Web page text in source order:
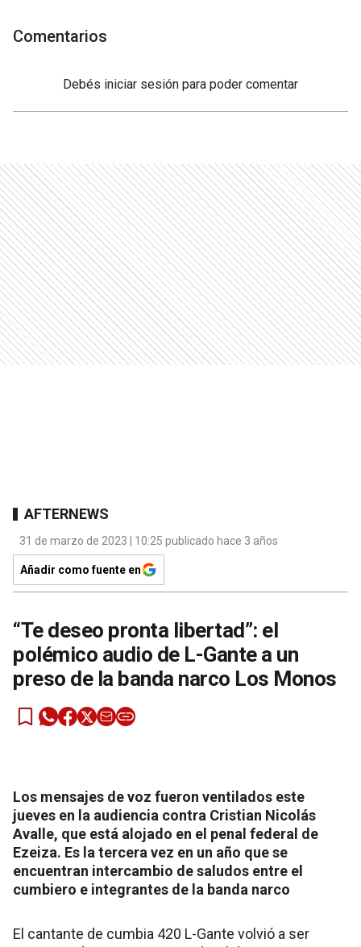
Comentarios
Debés iniciar sesión para poder comentar
AFTERNEWS
31 de marzo de 2023 | 10:25 publicado hace 3 años
Añadir como fuente en
“Te deseo pronta libertad”: el
polémico audio de L-Gante a un
preso de la banda narco Los Monos
Los mensajes de voz fueron ventilados este
jueves en la audiencia contra Cristian Nicolás
Avalle, que está alojado en el penal federal de
Ezeiza. Es la tercera vez en un año que se
encuentran intercambio de saludos entre el
cumbiero e integrantes de la banda narco
El cantante de cumbia 420 L-Gante volvió a ser